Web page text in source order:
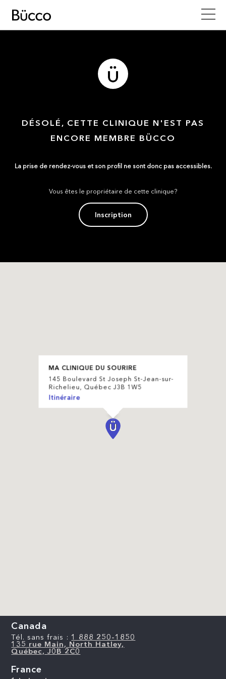
DÉSOLÉ, CETTE CLINIQUE N'EST PAS
ENCORE MEMBRE BÜCCO
La prise de rendez-vous et son profil ne sont donc pas accessibles.
Vous êtes le propriétaire de cette clinique?
Inscription
MA CLINIQUE DU SOURIRE
145 Boulevard St Joseph St-Jean-sur-
Richelieu, Québec J3B 1W5
Itinéraire
Canada
Tél. sans frais : 1 888 250-1850
135 rue Main, North Hatley,
Québec, J0B 2C0
France